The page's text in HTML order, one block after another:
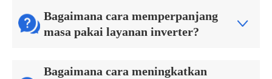
Bagaimana cara memperpanjang
masa pakai layanan inverter?

Bagaimana cara meningkatkan